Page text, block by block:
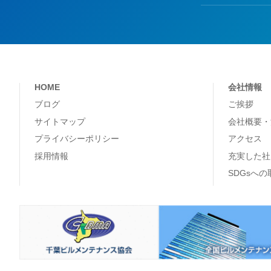
HOME
ブログ
サイトマップ
プライバシーポリシー
採用情報
会社情報
ご挨拶
会社概要
アクセス
充実した
SDGsへの